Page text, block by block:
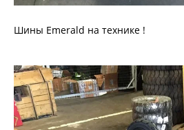
Шины Emerald на технике !